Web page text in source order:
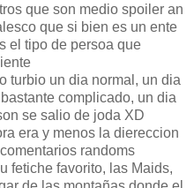
que son medio spoiler an
que si bien es un ente
el tipo de persoa que
turbio un dia normal, un dia
complicado, un dia
se salio de joda XD
era y menos la diereccion
randoms
fetiche favorito, las Maids,